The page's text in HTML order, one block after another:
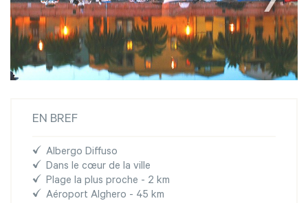
EN BREF
Albergo Diffuso
Dans le cœur de la ville
Plage la plus proche - 2 km
Aéroport Alghero - 45 km